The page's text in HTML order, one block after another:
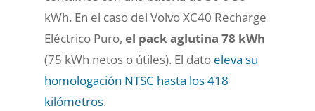
kWh. En el caso del Volvo XC40 Recharge
Eléctrico Puro, el pack aglutina 78 kWh
(75 kWh netos o útiles). El dato eleva su
homologación NTSC hasta los 418
kilómetros.